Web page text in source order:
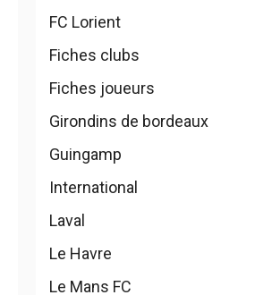
FC Lorient
Fiches clubs
Fiches joueurs
Girondins de bordeaux
Guingamp
International
Laval
Le Havre
Le Mans FC